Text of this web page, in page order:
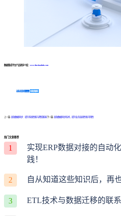
数据集成平台产品更多介绍： www.finedatalink.com
免费体验Demo 咨询方案
上一篇: 高效数据同步：提升系统性能与降低能耗 下一篇: 高效数据同步技术，提升业务连续性和可用性
热门文章推荐
1
实现ERP数据对接的自动
践！
2 自从知道这些知识后，再
3 ETL技术与数据迁移的联